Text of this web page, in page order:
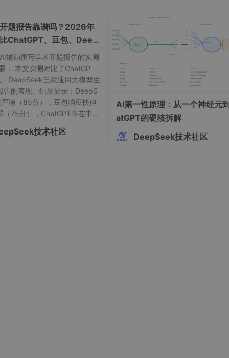
题报告靠谱吗？2026年
ChatGPT、豆包、Deep
量差距
辅助撰写学术开题报告的实测
： 本文实测对比了ChatGP
DeepSeek三款通用大模型生
告的表现。结果显示：DeepS
谨（85分），豆包响应快但
（75分），ChatGPT存在中文
文献编造、格式不规范等致命
技术社区
AI第一性原理：从一个神经元
atGPT的硬核拆解
DeepSeek技术社区